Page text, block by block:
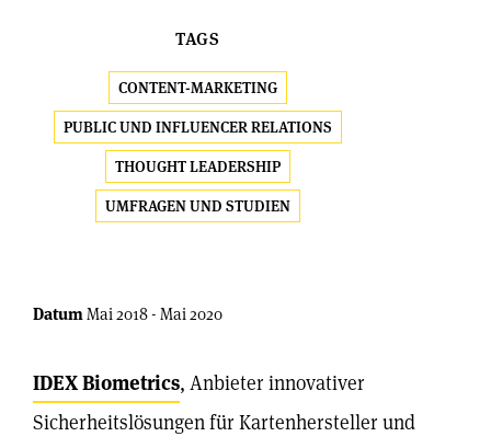
TAGS
CONTENT-MARKETING
PUBLIC UND INFLUENCER RELATIONS
THOUGHT LEADERSHIP
UMFRAGEN UND STUDIEN
DatumMai 2018 - Mai 2020
IDEX Biometrics, Anbieter innovativer
Sicherheitslösungen für Kartenhersteller und